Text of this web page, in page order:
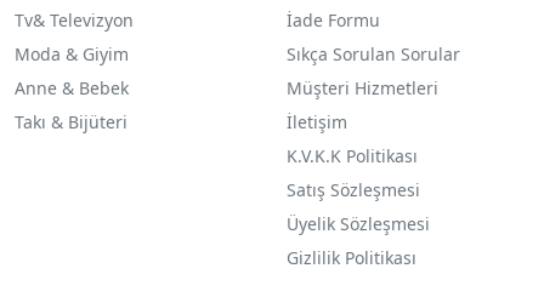
Tv& Televizyon
Moda & Giyim
Anne & Bebek
Takı & Bijüteri
İade Formu
Sıkça Sorulan Sorular
Müşteri Hizmetleri
İletişim
K.V.K.K Politikası
Satış Sözleşmesi
Üyelik Sözleşmesi
Gizlilik Politikası